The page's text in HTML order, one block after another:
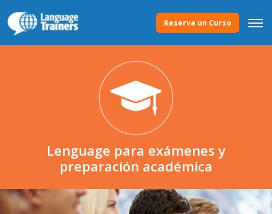
Reserva un Curso
Lenguage para exámenes y
preparación académica